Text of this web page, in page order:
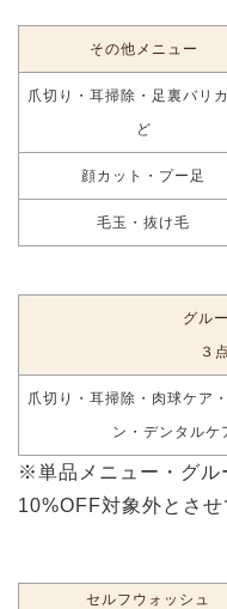
その他メニュー
爪切り・耳掃除・足裏バリ
ど
顔カット・プー足
毛玉・抜け毛
グル
３
爪切り・耳掃除・肉球ケア
ン・デンタルケ
※単品メニュー・グル
10%OFF対象外とさせ
セルフウォッシュ